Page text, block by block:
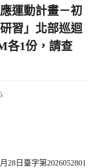
運動計畫－初
習」北部巡迴
各1份，請查
28日臺字第2026052801